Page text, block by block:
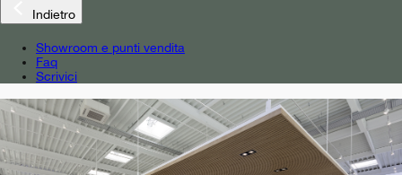
Indietro
Showroom e punti vendita
Faq
Scrivici